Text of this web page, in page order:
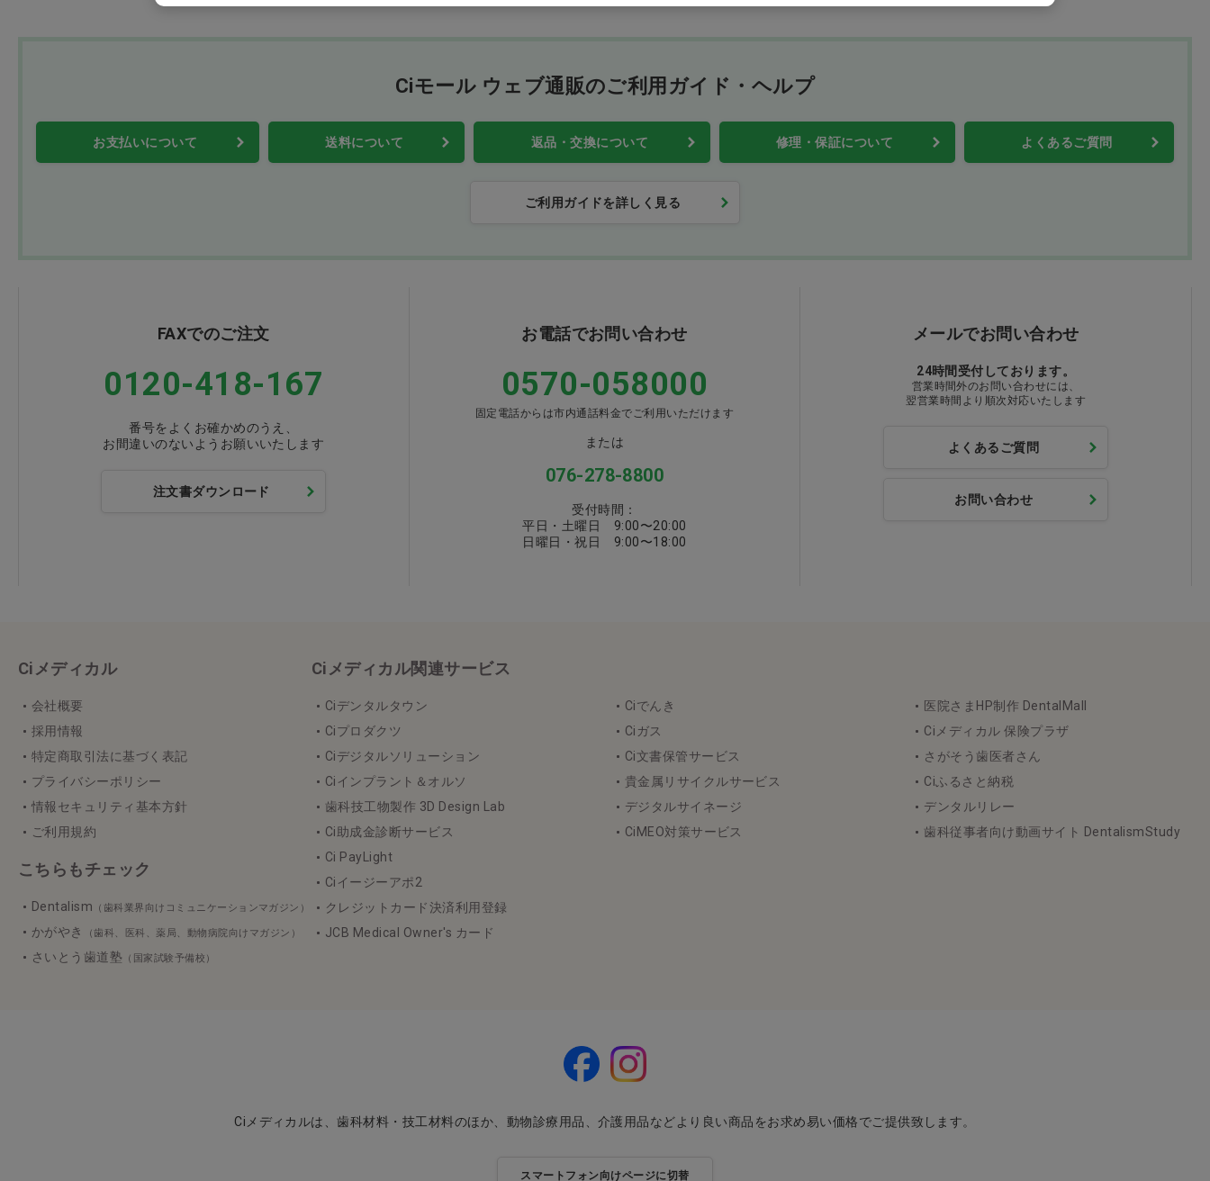
Ciモール ウェブ通販のご利用ガイド・ヘルプ
お支払いについて 送料について 返品・交換について 修理・保証について よくあるご質問
ご利用ガイドを詳しく見る
FAXでのご注文
0120-418-167
番号をよくお確かめのうえ、
お間違いのないようお願いいたします
注文書ダウンロード
お電話でお問い合わせ
0570-058000
固定電話からは市内通話料金でご利用いただけます
または
076-278-8800
受付時間：
平日・土曜日 9:00〜20:00
日曜日・祝日 9:00〜18:00
メールでお問い合わせ
24時間受付しております。
営業時間外のお問い合わせには、
翌営業時間より順次対応いたします
よくあるご質問
お問い合わせ
Ciメディカル
会社概要
採用情報
特定商取引法に基づく表記
プライバシーポリシー
情報セキュリティ基本方針
ご利用規約
こちらもチェック
Dentalism （歯科業界向けコミュニケーションマガジン）
かがやき （歯科、医科、薬局、動物病院向けマガジン）
さいとう歯道塾 （国家試験予備校）
Ciメディカル関連サービス
Ciデンタルタウン
Ciプロダクツ
Ciデジタルソリューション
Ciインプラント＆オルソ
歯科技工物製作 3D Design Lab
Ci助成金診断サービス
Ci PayLight
Ciイージーアポ2
クレジットカード決済利用登録
JCB Medical Owner's カード
Ciでんき
Ciガス
Ci文書保管サービス
貴金属リサイクルサービス
デジタルサイネージ
CiMEO対策サービス
医院さまHP制作 DentalMall
Ciメディカル 保険プラザ
さがそう歯医者さん
Ciふるさと納税
デンタルリレー
歯科従事者向け動画サイト DentalismStudy
Ciメディカルは、歯科材料・技工材料のほか、動物診療用品、介護用品などより良い商品をお求め易い価格でご提供致します。
スマートフォン向けページに切替